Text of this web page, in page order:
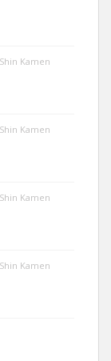
Kamen
Kamen
Kamen
Kamen